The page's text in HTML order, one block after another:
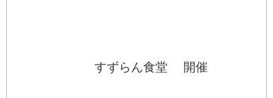
すずらん食堂 開催